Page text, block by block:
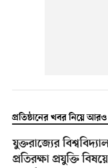
প্রতিষ্ঠানের খবর নিয়ে
যুক্তরাজ্যের
প্রতিরক্ষা প্রযুক্তি